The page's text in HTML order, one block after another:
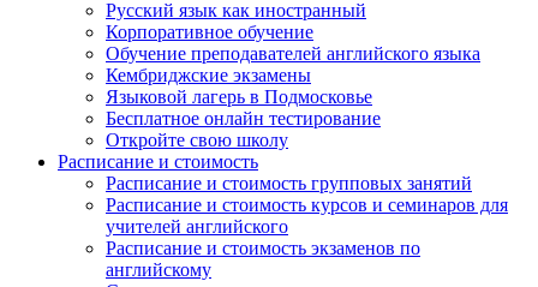
Русский язык как иностранный
Корпоративное обучение
Обучение преподавателей английского языка
Кембриджские экзамены
Языковой лагерь в Подмосковье
Бесплатное онлайн тестирование
Откройте свою школу
Расписание и стоимость
Расписание и стоимость групповых занятий
Расписание и стоимость курсов и семинаров для
учителей английского
Расписание и стоимость экзаменов по
английскому